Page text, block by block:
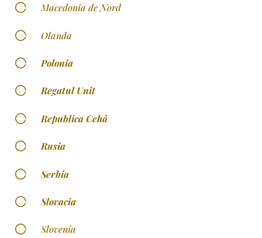
[ Macedonia de Nord
[ Olanda
[ Polonia
[ Regatul Unit
[ Republica Cehă
[ Rusia
[ Serbia
[ Slovacia
[ Slovenia